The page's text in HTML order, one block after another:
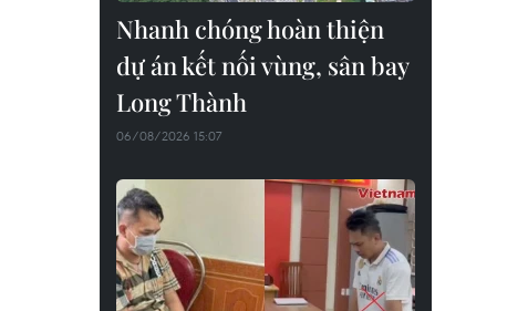
Nhanh chóng hoàn thiện
dự án kết nối vùng, sân bay
Long Thành
06/08/2026 15:07